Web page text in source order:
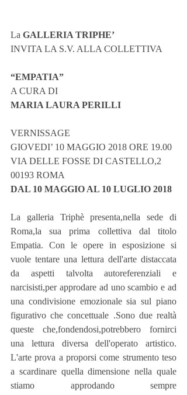
La GALLERIA TRIPHE’
INVITA LA S.V. ALLA COLLETTIVA
“EMPATIA”
A CURA DI
MARIA LAURA PERILLI
VERNISSAGE
GIOVEDI’ 10 MAGGIO 2018 ORE 19.00
VIA DELLE FOSSE DI CASTELLO,2
00193 ROMA
DAL 10 MAGGIO AL 10 LUGLIO 2018
La galleria Triphè presenta,nella sede di
Roma,la sua prima collettiva dal titolo
Empatia. Con le opere in esposizione si
vuole tentare una lettura dell'arte distaccata
da aspetti talvolta autoreferenziali e
narcisisti,per approdare ad uno scambio e ad
una condivisione emozionale sia sul piano
figurativo che concettuale .Sono due realtà
queste che,fondendosi,potrebbero fornirci
una lettura diversa dell'operato artistico.
L'arte prova a proporsi come strumento teso
a scardinare quella dimensione nella quale
stiamo approdando sempre